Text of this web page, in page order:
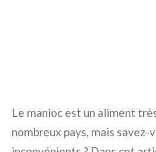
Le manioc est un aliment
nombreux pays, mais savez-